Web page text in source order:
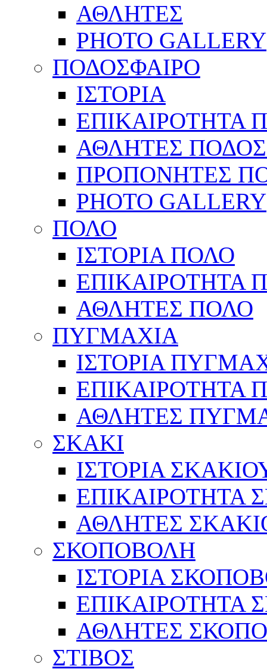
ΑΘΛΗΤΕΣ
PHOTO GALLERY
ΠΟΔΟΣΦΑΙΡΟ
ΙΣΤΟΡΙΑ
ΕΠΙΚΑΙΡΟΤΗΤΑ
ΑΘΛΗΤΕΣ
ΠΡΟΠΟΝΗΤΕΣ
PHOTO GALLERY
ΠΟΛΟ
ΙΣΤΟΡΙΑ ΠΟΛΟ
ΕΠΙΚΑΙΡΟΤΗΤΑ
ΑΘΛΗΤΕΣ ΠΟΛΟ
ΠΥΓΜΑΧΙΑ
ΙΣΤΟΡΙΑ
ΕΠΙΚΑΙΡΟΤΗΤΑ
ΑΘΛΗΤΕΣ
ΣΚΑΚΙ
ΙΣΤΟΡΙΑ
ΕΠΙΚΑΙΡΟΤΗΤΑ
ΑΘΛΗΤΕΣ
ΣΚΟΠΟΒΟΛΗ
ΙΣΤΟΡΙΑ
ΕΠΙΚΑΙΡΟΤΗΤΑ
ΑΘΛΗΤΕΣ
ΣΤΙΒΟΣ